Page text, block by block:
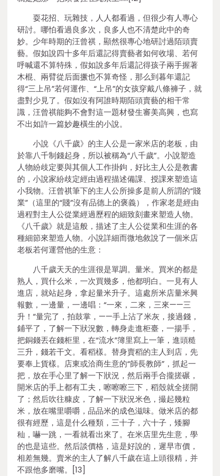
耍花招、玩雜技，人人都看過，但很少有人專心
研討。哪怕看過良多次，良多人也不清楚此中的奇
妙。少年時期的汪曾祺，顯然很專心地研討過陌頭賣
藝。假如說四十多年后還記得賣藝者如何收場、若何
呼喊還不算特殊，假如說多年后還記得孩子兩手握著
木棍、兩臂從后面撅也不算奇怪，那么到暮年還記
得“三上吊”若何運作、“上吊”的女孩穿戴八條褲子，就
盡對少見了。假如沒有阿誰時期陌頭賣藝的相干常
識，汪曾祺能夠不會對這一題材發生審美高興，也寫
不出如許一篇妙趣橫生的小說。
小說《八千歲》的主人公是一家米店的老板，由
於靠八千制錢起身，所以被稱為“八千歲”。小說塑造
人物紛歧定要與其個人工作掛鉤，好比主人公是教書
的，小說家紛歧定經由過程描述備課、授課來塑造這
小我物。汪曾祺筆下的主人公所操多是前人所謂的“賤
業”（這里的“賤”沒有品德上的褒義），作家老是經由
過程對主人公從業經過歷程的細致刻畫來塑造人物。
《八千歲》就是這般，描述了主人公從業和生涯的各
種細節來塑造人物。小說詳細而微地敘說了一個米店
老板若何運營他的生意：
八千歲天天的生涯很是單調。量米。買米的都是
熟人，買什么米，一次買幾多，他都明白。一見有人
進店，就站起身，拿起量米升子。這處所米店量米興
報數，一邊量，一邊唱：“一來，二來，三來——三
升！”量完了，拍鼓掌，——手上沾了米灰，接過錢，
鋪平了，了解一下狀況數，轉身走進柜臺，一揚手，
把銅錢丟在錢柜里，在“流水”簿里寫上一筆，進頭糙
三升，錢若干文。看稻樣。替身賣稻的主人到店，先
要奉上貨樣。店東或洽商生意的“師長教師”，抓起一
把，放在手心里了解一下狀況，然后兩手合攏搓碾，
開米店的手上都有工夫，嚓嚓嚓三下，稻殼就全搓開
了；然后吹往糠皮，了解一下狀況米色，撮起幾粒
米，放在嘴里嚼嚼，品品米的成色滋味。做米店的都
很有經歷，這是什么種類，三十子，六十子，矮腳
秈，嚇一跳，一看就看出來了。在米店里先生意，學
的也是這些。然后談價格，這是好說的，遲早市價，
相差無幾。賣米的主人了解八千歲在這上頭很精，并
不跟他多磨嘴。[13]